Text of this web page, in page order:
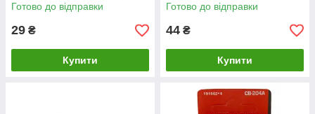
Готово до відправки
29 ₴
Купити
Готово до відправки
44 ₴
Купити